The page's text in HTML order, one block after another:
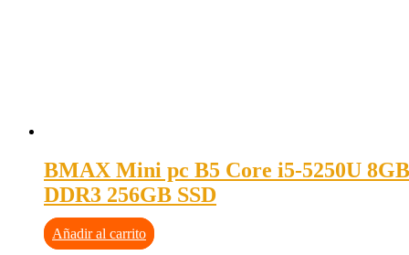
BMAX Mini pc B5 Core i5-5250U 8GB
DDR3 256GB SSD
Añadir al carrito